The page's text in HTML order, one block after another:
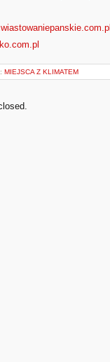
MIEJSCA Z KLIMATEM